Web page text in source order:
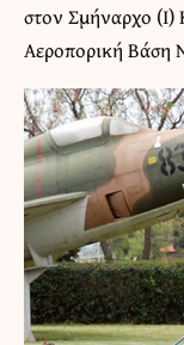
στον Σμήναρχο
Αεροπορική Βάση